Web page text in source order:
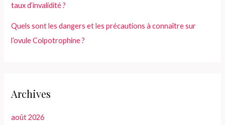
taux d’invalidité ?
Quels sont les dangers et les précautions à connaître sur
l’ovule Colpotrophine ?
Archives
août 2026